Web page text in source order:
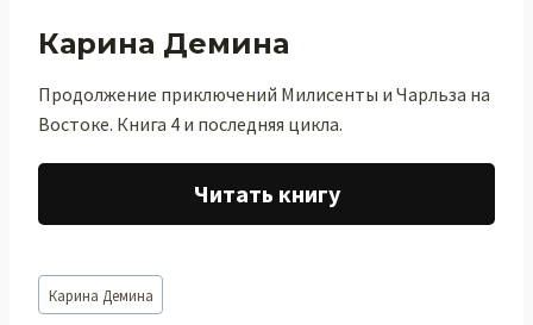
Карина Демина
Продолжение приключений Милисенты и Чарльза на
Востоке. Книга 4 и последняя цикла.
Читать книгу
Метки
записи:
Карина Демина